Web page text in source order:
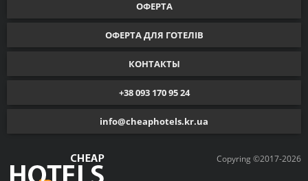
Copyring ©2017-2026
ОФЕРТА
ОФЕРТА ДЛЯ ГОТЕЛІВ
КОНТАКТЫ
+38 093 170 95 24
info@cheaphotels.kr.ua